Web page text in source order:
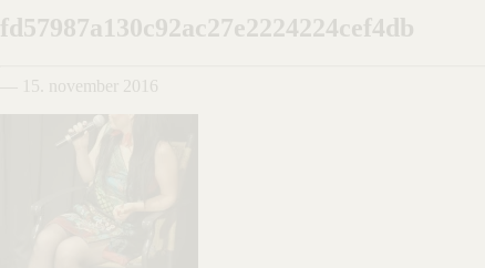
fd57987a130c92ac27e2224224cef4db
— 15. november 2016